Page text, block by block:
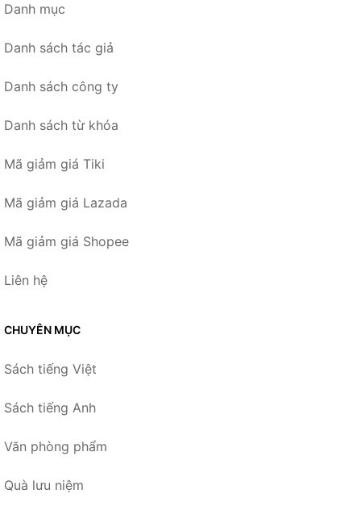
Danh mục
Danh sách tác giả
Danh sách công ty
Danh sách từ khóa
Mã giảm giá Tiki
Mã giảm giá Lazada
Mã giảm giá Shopee
Liên hệ
CHUYÊN MỤC
Sách tiếng Việt
Sách tiếng Anh
Văn phòng phẩm
Quà lưu niệm